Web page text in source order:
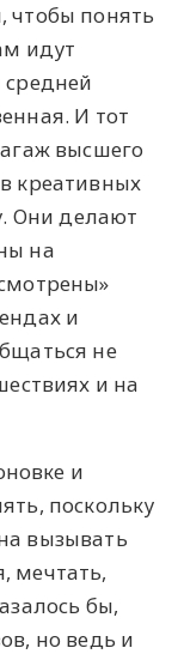
чтобы понять
идут
И тот
высшего
креативных
Они делают
на
и
не
и на
и
поскольку
вызывать
мечтать,
бы,
но ведь и